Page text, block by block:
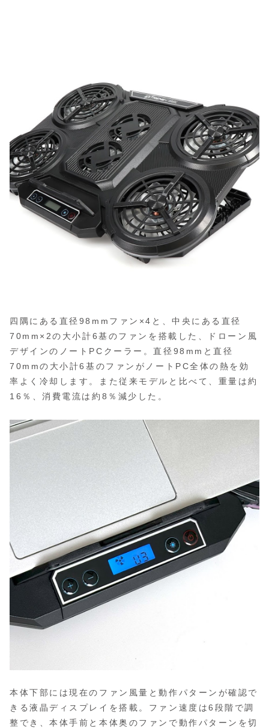
四隅にある直径98mmファン×4と、中央にある直径
70mm×2の大小計6基のファンを搭載した、ドローン風
デザインのノートPCクーラー。直径98mmと直径
70mmの大小計6基のファンがノートPC全体の熱を効
率よく冷却します。また従来モデルと比べて、重量は約
16％、消費電流は約8％減少した。
本体下部には現在のファン風量と動作パターンが確認で
きる液晶ディスプレイを搭載。ファン速度は6段階で調
整でき、本体手前と本体奥のファンで動作パターンを切